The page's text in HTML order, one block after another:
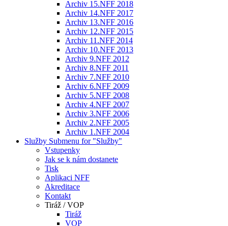
Archiv 15.NFF 2018
Archiv 14.NFF 2017
Archiv 13.NFF 2016
Archiv 12.NFF 2015
Archiv 11.NFF 2014
Archiv 10.NFF 2013
Archiv 9.NFF 2012
Archiv 8.NFF 2011
Archiv 7.NFF 2010
Archiv 6.NFF 2009
Archiv 5.NFF 2008
Archiv 4.NFF 2007
Archiv 3.NFF 2006
Archiv 2.NFF 2005
Archiv 1.NFF 2004
Služby Submenu for "Služby"
Vstupenky
Jak se k nám dostanete
Tisk
Aplikaci NFF
Akreditace
Kontakt
Tiráž / VOP
Tiráž
VOP